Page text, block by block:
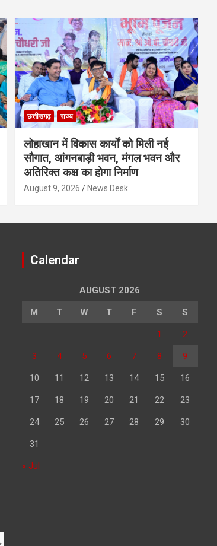
छत्तीसगढ़ राज्य
लोहाखान में विकास कार्यों को मिली नई
सौगात, आंगनबाड़ी भवन, मंगल भवन और
अतिरिक्त कक्ष का होगा निर्माण
August 9, 2026 News Desk
Calendar
AUGUST 2026
M T W T F S S
1 2
3 4 5 6 7 8 9
10 11 12 13 14 15 16
17 18 19 20 21 22 23
24 25 26 27 28 29 30
31
« Jul